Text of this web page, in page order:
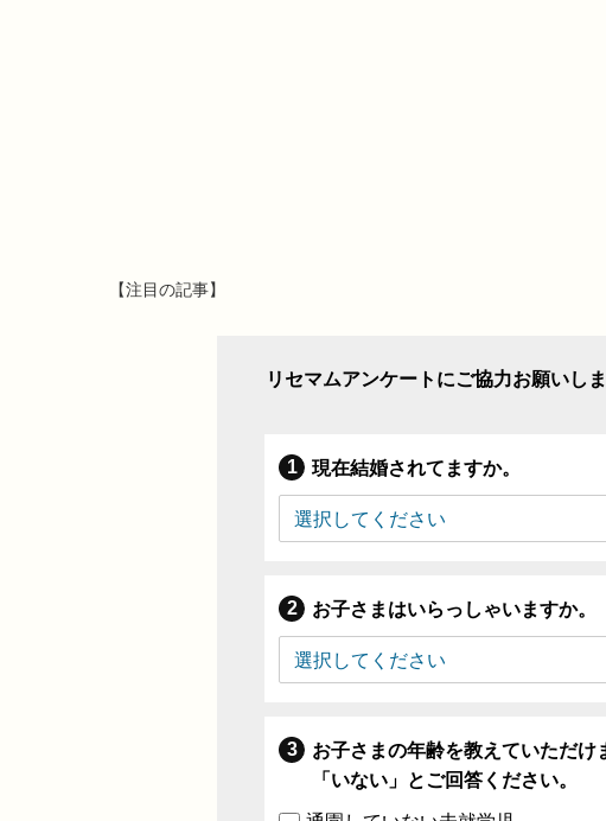
【注目の記事】
リセマムアンケートにご協力お願いし
現在結婚されてますか。
お子さまはいらっしゃいますか。
お子さまの年齢を教えていただ
「いない」とご回答ください。